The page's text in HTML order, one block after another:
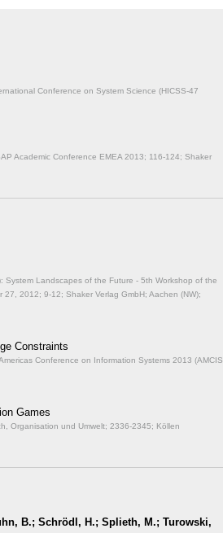
Conference on System Science (HICSS-47
Academic Conference EMEA 2013; 116-124; Shaker
System Landscapes of the Future - 5th Workshop of the
27, 2012; 9-12; Shaker Verlag GmbH; Aachen (NW);
Constraints
Conference on Information Systems 2013 (AMCIS
Games
Organisation und Umwelt; 2336-2345; Köllen
B.; Schrödl, H.; Splieth, M.; Turowski,